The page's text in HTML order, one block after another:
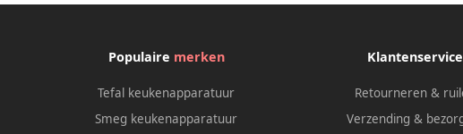
Populaire merken
Tefal keukenapparatuur
Smeg keukenapparatuur
Klantenservice
Retourneren &
Verzending &